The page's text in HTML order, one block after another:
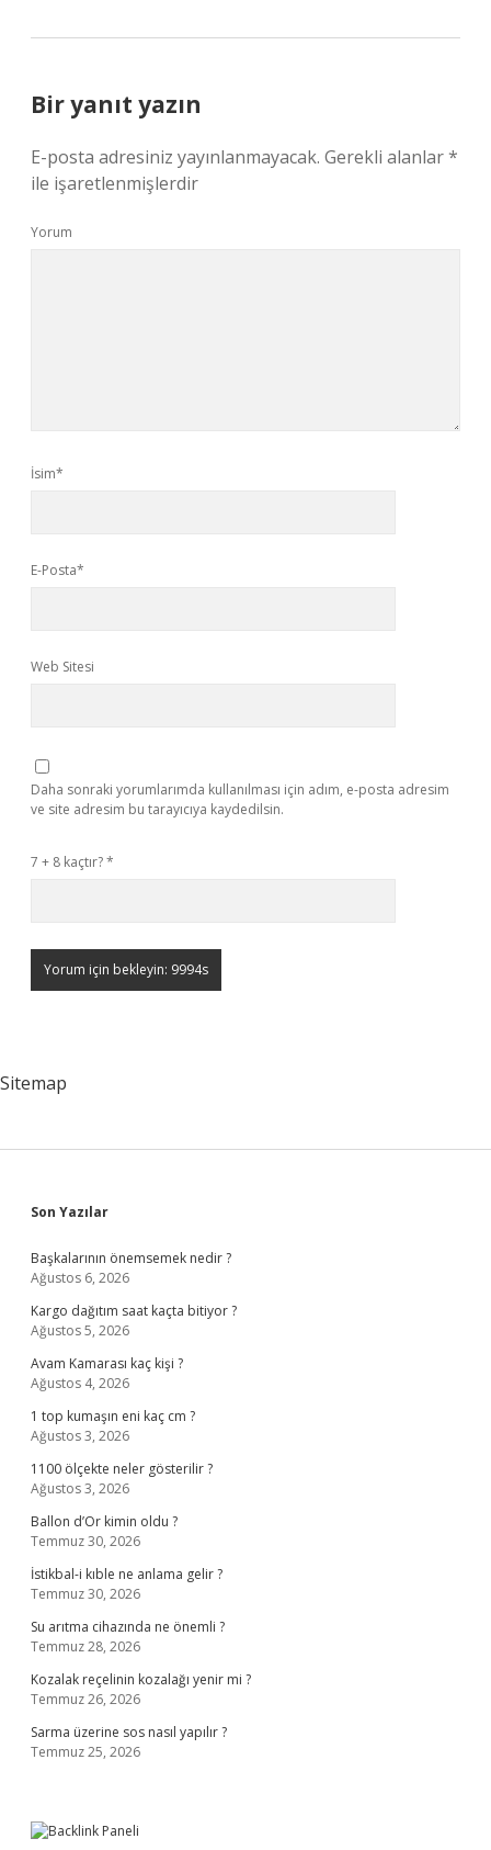
Bir yanıt yazın
E-posta adresiniz yayınlanmayacak. Gerekli alanlar*
ile işaretlenmişlerdir
Yorum
İsim*
E-Posta*
Web Sitesi
Daha sonraki yorumlarımda kullanılması için adım, e-posta adresim
ve site adresim bu tarayıcıya kaydedilsin.
7 + 8 kaçtır?*
Sitemap
Sidebar
Son Yazılar
Başkalarının önemsemek nedir ?
Ağustos 6, 2026
Kargo dağıtım saat kaçta bitiyor ?
Ağustos 5, 2026
Avam Kamarası kaç kişi ?
Ağustos 4, 2026
1 top kumaşın eni kaç cm ?
Ağustos 3, 2026
1100 ölçekte neler gösterilir ?
Ağustos 3, 2026
Ballon d’Or kimin oldu ?
Temmuz 30, 2026
İstikbal-i kıble ne anlama gelir ?
Temmuz 30, 2026
Su arıtma cihazında ne önemli ?
Temmuz 28, 2026
Kozalak reçelinin kozalağı yenir mi ?
Temmuz 26, 2026
Sarma üzerine sos nasıl yapılır ?
Temmuz 25, 2026